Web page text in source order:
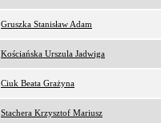
Gruszka Stanisław Adam
Kościańska Urszula Jadwiga
Ciuk Beata Grażyna
Stachera Krzysztof Mariusz